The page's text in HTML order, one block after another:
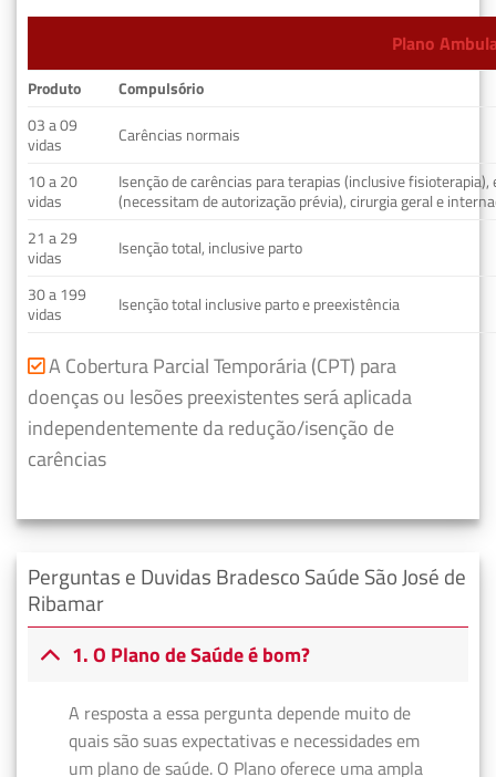
Plano
Produto
Compulsório
03 a 09
vidas
Carências normais
10 a 20
vidas
Isenção de carências para terapias (inclusive fisioterapia),
(necessitam de autorização prévia), cirurgia geral e
21 a 29
vidas
Isenção total, inclusive parto
30 a 199
vidas
Isenção total inclusive parto e preexistência
A Cobertura Parcial Temporária (CPT) para
doenças ou lesões preexistentes será aplicada
independentemente da redução/isenção de
carências
Perguntas e Duvidas Bradesco Saúde São José de
Ribamar
1. O Plano de Saúde é bom?
A resposta a essa pergunta depende muito de
quais são suas expectativas e necessidades em
um plano de saúde. O Plano oferece uma ampla